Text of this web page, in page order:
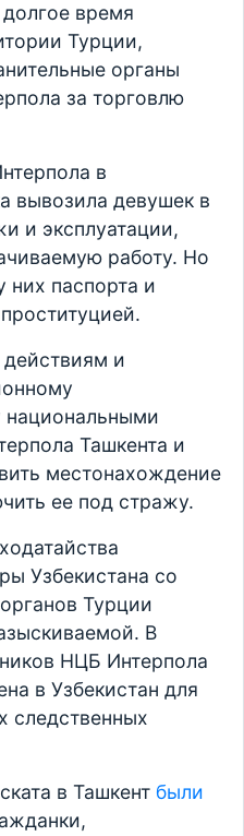
время
Турции,
органы
за торговлю
в
вывозила девушек в
и эксплуатации,
работу. Но
них паспорта и
и
Ташкента и
местонахождение
ее под стражу.
Узбекистана со
Турции
В
НЦБ Интерпола
в Узбекистан для
следственных
в Ташкент были